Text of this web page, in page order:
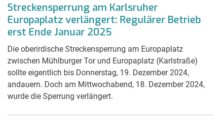
Streckensperrung am Karlsruher
Europaplatz verlängert: Regulärer Betrieb
erst Ende Januar 2025
Die oberirdische Streckensperrung am Europaplatz
zwischen Mühlburger Tor und Europaplatz (Karlstraße)
sollte eigentlich bis Donnerstag, 19. Dezember 2024,
andauern. Doch am Mittwochabend, 18. Dezember 2024,
wurde die Sperrung verlängert.